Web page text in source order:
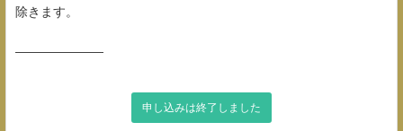
除きます。
―――――――
申し込みは終了しました